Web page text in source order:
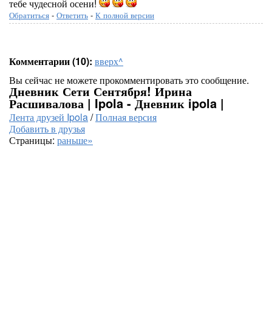
тебе чудесной осени!
Обратиться - Ответить - К полной версии
Комментарии (10): вверх^
Вы сейчас не можете прокомментировать это сообщение.
Дневник Сети Сентября! Ирина
Расшивалова | Ipola - Дневник ipola |
Лента друзей Ipola/Полная версия
Добавить в друзья
Страницы: раньше»